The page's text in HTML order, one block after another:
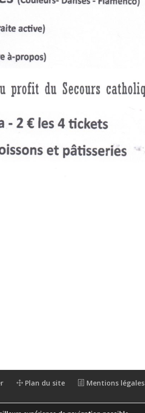
Plan du site Mentions légales